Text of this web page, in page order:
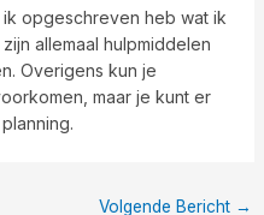
opgeschreven heb wat ik
allemaal hulpmiddelen
Overigens kun je
maar je kunt er
Volgende Bericht →